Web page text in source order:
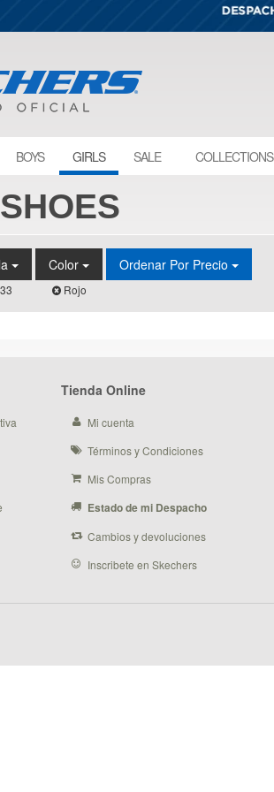
BOYS GIRLS SALE COLLECTIONS
Color
Rojo
Ordenar Por Precio
Tienda Online
Mi cuenta
Términos y Condiciones
Mis Compras
Estado de mi Despacho
Cambios y devoluciones
Inscribete en Skechers